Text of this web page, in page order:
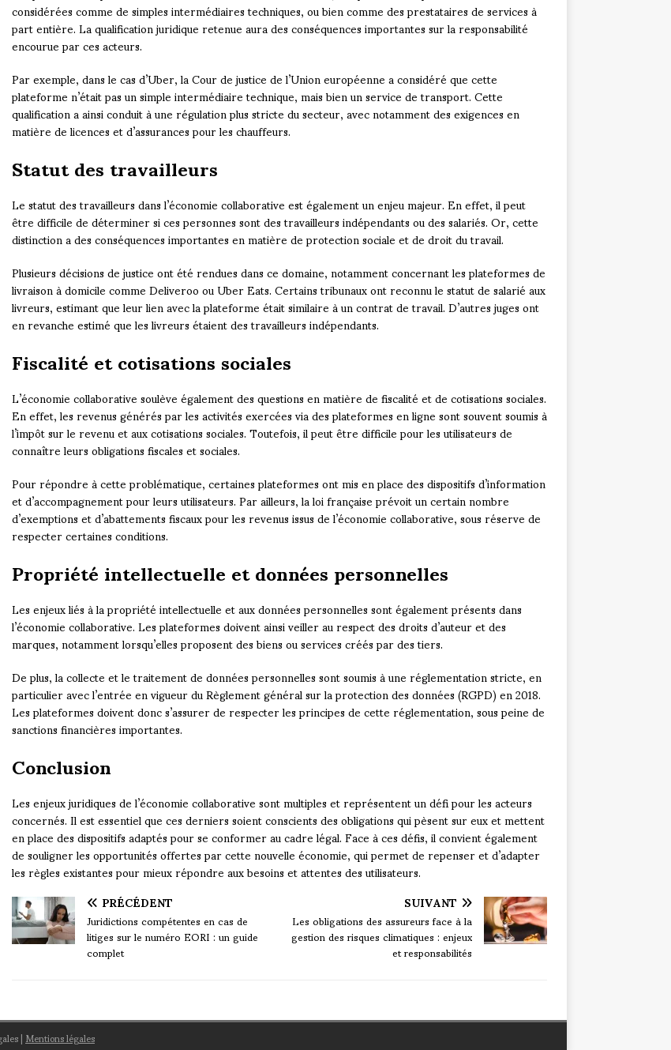
considérées comme de simples intermédiaires techniques, ou bien comme des prestataires de services à
part entière. La qualification juridique retenue aura des conséquences importantes sur la responsabilité
encourue par ces acteurs.
Par exemple, dans le cas d’Uber, la Cour de justice de l’Union européenne a considéré que cette
plateforme n’était pas un simple intermédiaire technique, mais bien un service de transport. Cette
qualification a ainsi conduit à une régulation plus stricte du secteur, avec notamment des exigences en
matière de licences et d’assurances pour les chauffeurs.
Statut des travailleurs
Le statut des travailleurs dans l’économie collaborative est également un enjeu majeur. En effet, il peut
être difficile de déterminer si ces personnes sont des travailleurs indépendants ou des salariés. Or, cette
distinction a des conséquences importantes en matière de protection sociale et de droit du travail.
Plusieurs décisions de justice ont été rendues dans ce domaine, notamment concernant les plateformes de
livraison à domicile comme Deliveroo ou Uber Eats. Certains tribunaux ont reconnu le statut de salarié aux
livreurs, estimant que leur lien avec la plateforme était similaire à un contrat de travail. D’autres juges ont
en revanche estimé que les livreurs étaient des travailleurs indépendants.
Fiscalité et cotisations sociales
L’économie collaborative soulève également des questions en matière de fiscalité et de cotisations sociales.
En effet, les revenus générés par les activités exercées via des plateformes en ligne sont souvent soumis à
l’impôt sur le revenu et aux cotisations sociales. Toutefois, il peut être difficile pour les utilisateurs de
connaître leurs obligations fiscales et sociales.
Pour répondre à cette problématique, certaines plateformes ont mis en place des dispositifs d’information
et d’accompagnement pour leurs utilisateurs. Par ailleurs, la loi française prévoit un certain nombre
d’exemptions et d’abattements fiscaux pour les revenus issus de l’économie collaborative, sous réserve de
respecter certaines conditions.
Propriété intellectuelle et données personnelles
Les enjeux liés à la propriété intellectuelle et aux données personnelles sont également présents dans
l’économie collaborative. Les plateformes doivent ainsi veiller au respect des droits d’auteur et des
marques, notamment lorsqu’elles proposent des biens ou services créés par des tiers.
De plus, la collecte et le traitement de données personnelles sont soumis à une réglementation stricte, en
particulier avec l’entrée en vigueur du Règlement général sur la protection des données (RGPD) en 2018.
Les plateformes doivent donc s’assurer de respecter les principes de cette réglementation, sous peine de
sanctions financières importantes.
Conclusion
Les enjeux juridiques de l’économie collaborative sont multiples et représentent un défi pour les acteurs
concernés. Il est essentiel que ces derniers soient conscients des obligations qui pèsent sur eux et mettent
en place des dispositifs adaptés pour se conformer au cadre légal. Face à ces défis, il convient également
de souligner les opportunités offertes par cette nouvelle économie, qui permet de repenser et d’adapter
les règles existantes pour mieux répondre aux besoins et attentes des utilisateurs.
PRÉCÉDENT
Juridictions compétentes en cas de
litiges sur le numéro EORI : un guide
complet
SUIVANT
Les obligations des assureurs face à la
gestion des risques climatiques : enjeux
et responsabilités
|Mentions légales